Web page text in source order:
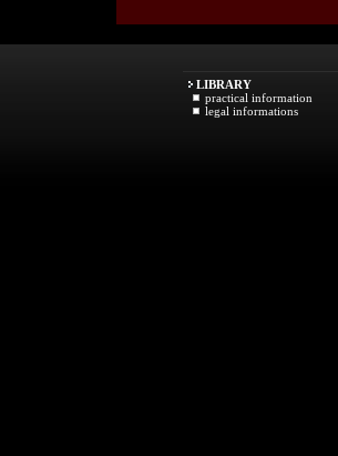
LIBRARY
practical information
legal informations